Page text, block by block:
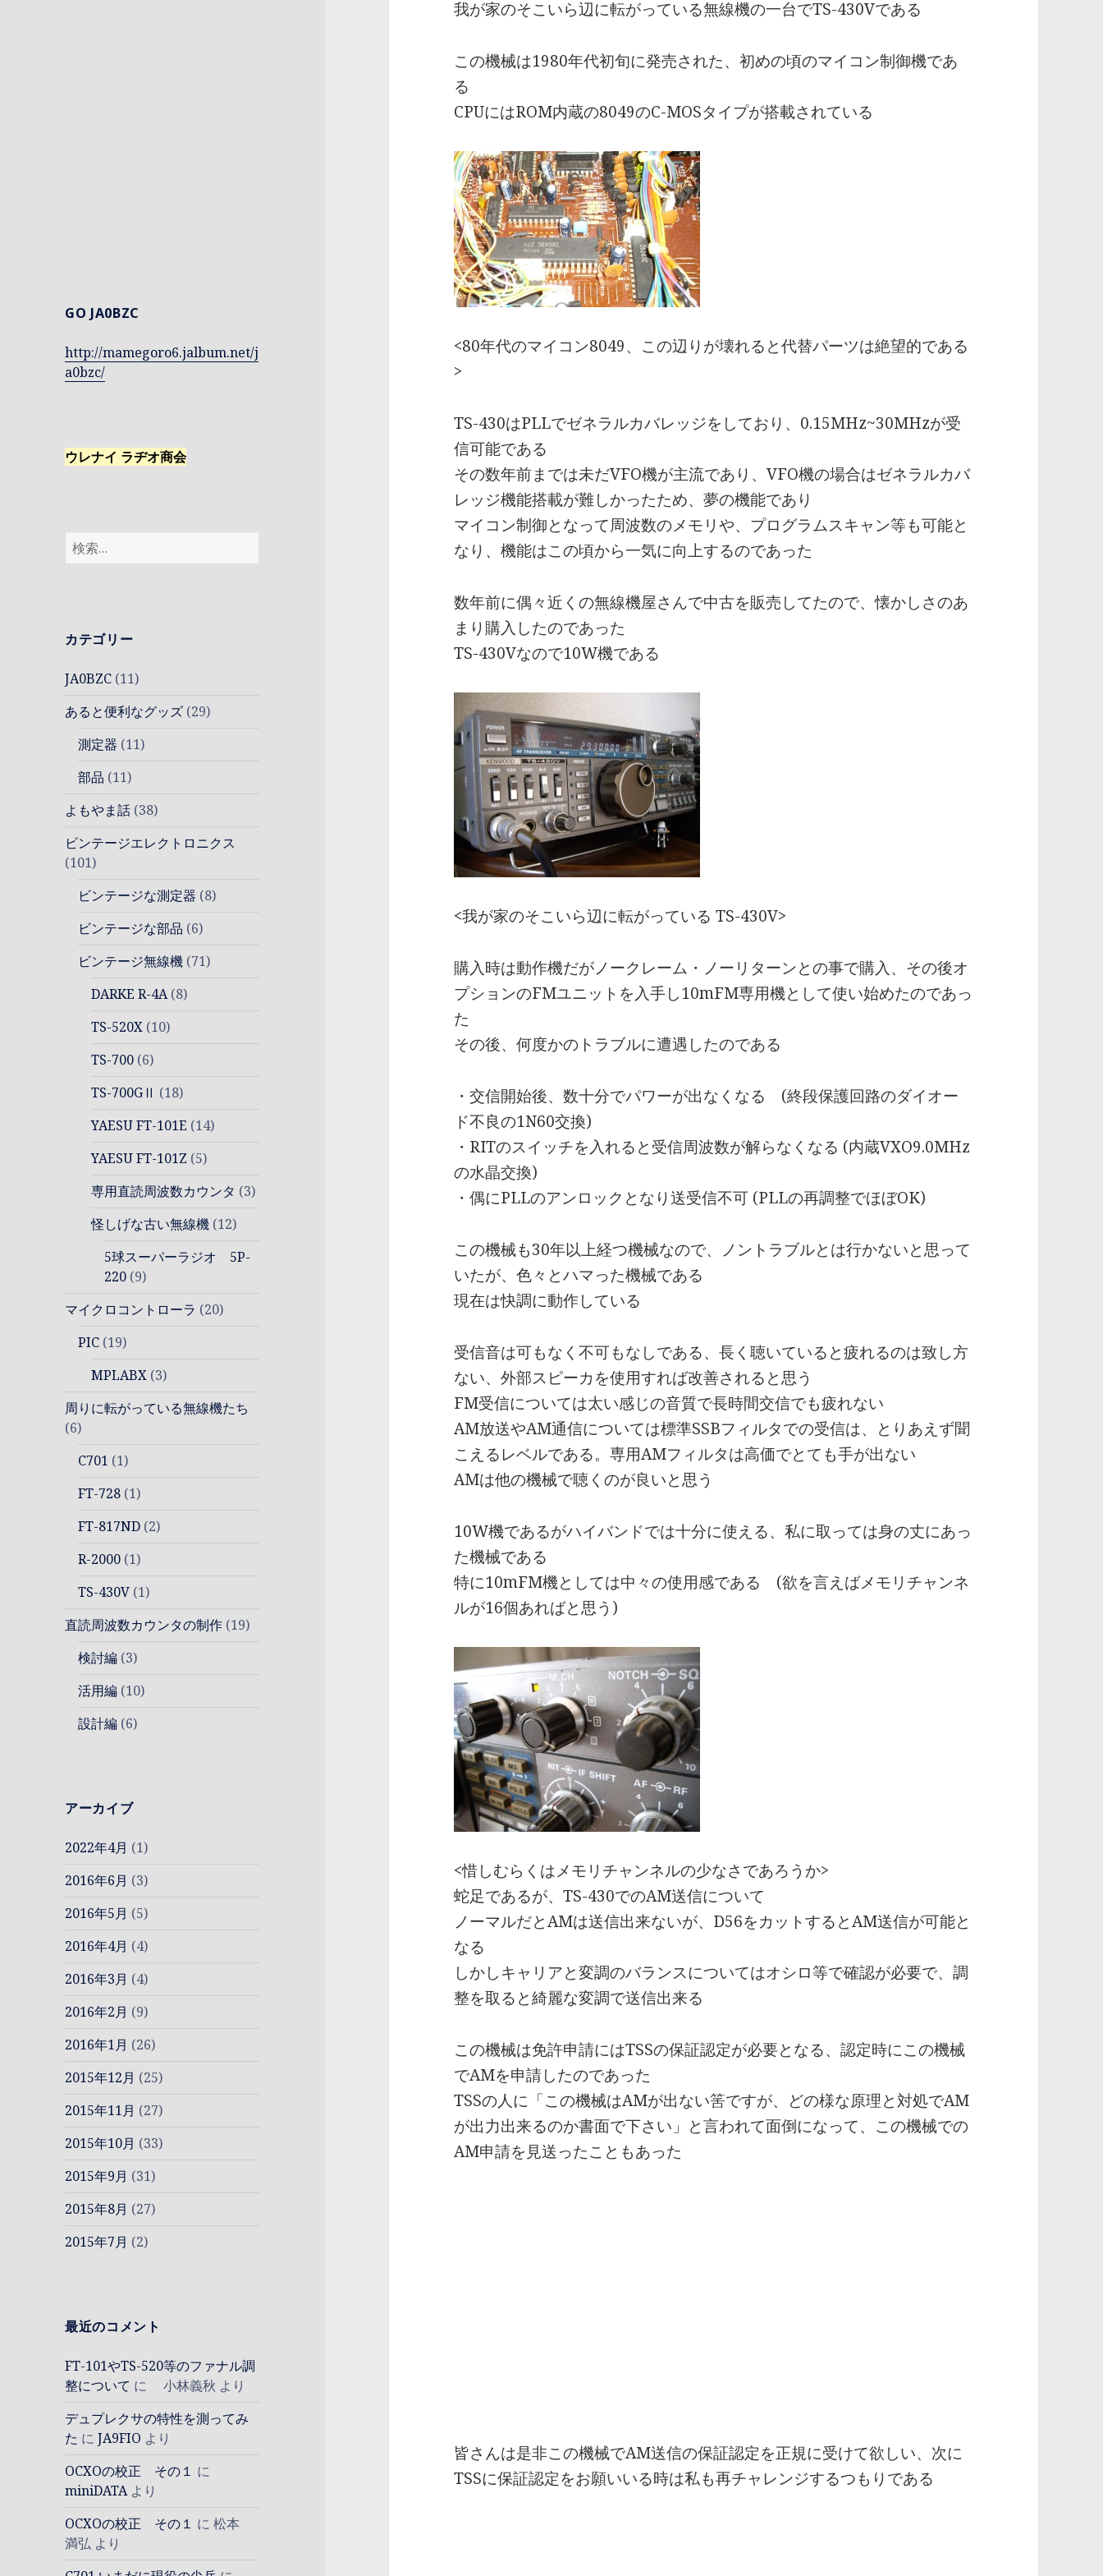
GO JA0BZC
http://mamegoro6.jalbum.net/j
a0bzc/
ウレナイ ラヂオ商会
検
索:
カテゴリー
JA0BZC (11)
あると便利なグッズ (29)
測定器 (11)
部品 (11)
よもやま話 (38)
ビンテージエレクトロニクス
(101)
ビンテージな測定器 (8)
ビンテージな部品 (6)
ビンテージ無線機 (71)
DARKE R-4A(8)
TS-520X (10)
TS-700 (6)
TS-700GⅡ (18)
YAESU FT-101E (14)
YAESU FT-101Z (5)
専用直読周波数カウンタ (3)
怪しげな古い無線機 (12)
5球スーパーラジオ 5P-
220 (9)
マイクロコントローラ (20)
PIC (19)
MPLABX (3)
周りに転がっている無線機たち
(6)
C701 (1)
FT-728 (1)
FT-817ND (2)
R-2000 (1)
TS-430V (1)
直読周波数カウンタの制作 (19)
検討編 (3)
活用編 (10)
設計編 (6)
アーカイブ
2022年4月 (1)
2016年6月 (3)
2016年5月 (5)
2016年4月 (4)
2016年3月 (4)
2016年2月 (9)
2016年1月 (26)
2015年12月 (25)
2015年11月 (27)
2015年10月 (33)
2015年9月 (31)
2015年8月 (27)
2015年7月 (2)
最近のコメント
FT-101やTS-520等のファナル調
整について に 小林義秋 より
デュプレクサの特性を測ってみ
た にJA9FIO より
OCXOの校正 その１ に
miniDATAより
OCXOの校正 その１ に松本
満弘 より
我が家のそこいら辺に転がっている無線機の一台でTS-430Vである
この機械は1980年代初旬に発売された、初めの頃のマイコン制御機であ
る
CPUにはROM内蔵の8049のC-MOSタイプが搭載されている
<80年代のマイコン8049、この辺りが壊れると代替パーツは絶望的である
>
TS-430はPLLでゼネラルカバレッジをしており、0.15MHz~30MHzが受
信可能である
その数年前までは未だVFO機が主流であり、VFO機の場合はゼネラルカバ
レッジ機能搭載が難しかったため、夢の機能であり
マイコン制御となって周波数のメモリや、プログラムスキャン等も可能と
なり、機能はこの頃から一気に向上するのであった
数年前に偶々近くの無線機屋さんで中古を販売してたので、懐かしさのあ
まり購入したのであった
TS-430Vなので10W機である
<我が家のそこいら辺に転がっている TS-430V>
購入時は動作機だがノークレーム・ノーリターンとの事で購入、その後オ
プションのFMユニットを入手し10mFM専用機として使い始めたのであっ
た
その後、何度かのトラブルに遭遇したのである
・交信開始後、数十分でパワーが出なくなる (終段保護回路のダイオー
ド不良の1N60交換)
・RITのスイッチを入れると受信周波数が解らなくなる (内蔵VXO9.0MHz
の水晶交換)
・偶にPLLのアンロックとなり送受信不可 (PLLの再調整でほぼOK)
この機械も30年以上経つ機械なので、ノントラブルとは行かないと思って
いたが、色々とハマった機械である
現在は快調に動作している
受信音は可もなく不可もなしである、長く聴いていると疲れるのは致し方
ない、外部スピーカを使用すれば改善されると思う
FM受信については太い感じの音質で長時間交信でも疲れない
AM放送やAM通信については標準SSBフィルタでの受信は、とりあえず聞
こえるレベルである。専用AMフィルタは高価でとても手が出ない
AMは他の機械で聴くのが良いと思う
10W機であるがハイバンドでは十分に使える、私に取っては身の丈にあっ
た機械である
特に10mFM機としては中々の使用感である (欲を言えばメモリチャンネ
ルが16個あればと思う)
<惜しむらくはメモリチャンネルの少なさであろうか>
蛇足であるが、TS-430でのAM送信について
ノーマルだとAMは送信出来ないが、D56をカットするとAM送信が可能と
なる
しかしキャリアと変調のバランスについてはオシロ等で確認が必要で、調
整を取ると綺麗な変調で送信出来る
この機械は免許申請にはTSSの保証認定が必要となる、認定時にこの機械
でAMを申請したのであった
TSSの人に「この機械はAMが出ない筈ですが、どの様な原理と対処でAM
が出力出来るのか書面で下さい」と言われて面倒になって、この機械での
AM申請を見送ったこともあった
皆さんは是非この機械でAM送信の保証認定を正規に受けて欲しい、次に
TSSに保証認定をお願いいる時は私も再チャレンジするつもりである